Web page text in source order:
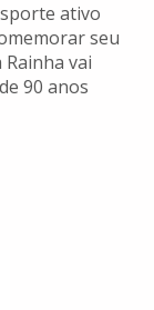
ativo
seu
vai
90 anos